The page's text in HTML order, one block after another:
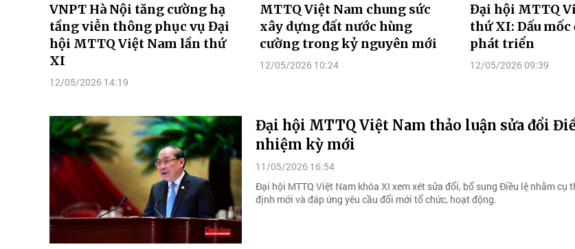
VNPT Hà Nội tăng cường hạ
tầng viễn thông phục vụ Đại
hội MTTQ Việt Nam lần thứ
XI
12/05/2026 14:19
MTTQ Việt Nam chung sức
xây dựng đất nước hùng
cường trong kỷ nguyên mới
12/05/2026 10:24
Đại hội MTTQ
thứ XI: Dấu
phát triển
12/05/2026 09:39
Đại hội MTTQ Việt Nam thảo luận sửa đổi
nhiệm kỳ mới
11/05/2026 16:54
Đại hội MTTQ Việt Nam khóa XI xem xét sửa đổi, bổ sung Điều lệ nhằm cụ
định mới và đáp ứng yêu cầu đổi mới tổ chức, hoạt động.